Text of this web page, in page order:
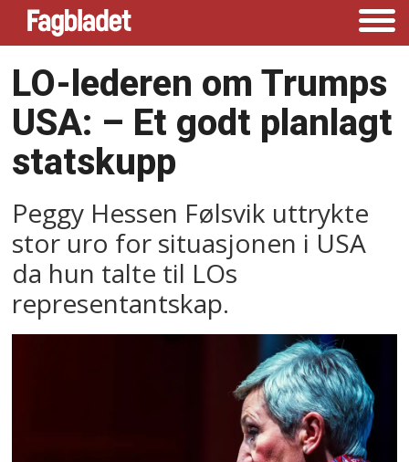
LO-lederen om Trumps
USA: –⁠ Et godt planlagt
statskupp
Peggy Hessen Følsvik uttrykte
stor uro for situasjonen i USA
da hun talte til LOs
representantskap.